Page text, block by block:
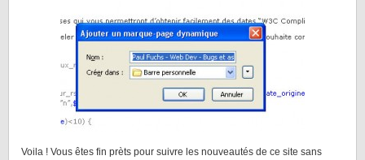
Voila ! Vous êtes fin prèts pour suivre les nouveautés de ce site sans